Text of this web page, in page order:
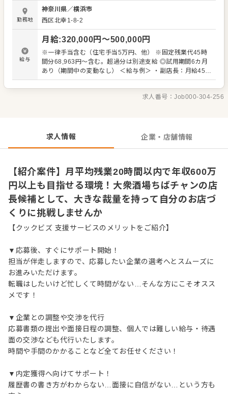
「店長は1店舗の経営者」という考え方を大切にしているた
め、現場へ大きな裁量を委ねる風土が根付いています。マ
ニュアルに縛られることなく、自らのアイデアを店舗経営
にダイレクトに反映できる環境です。仲間と共に理想の活
気あるお店をつくり上げ、ビジネスパーソンとしても大き
く成長できるやりがいを実感できます。 ＜おすすめポイン
ト＞ 東京や千葉を中心に多角的な飲食展開を続ける当社
は、従業員ファーストの環境づくりに注力しています。年
内を徹底。さらに、店長クラスで年収600万～700万円台を
目指せる給与水準も強みであり、プライベートと収入の双
勤務地
神奈川県／横浜市
西区北幸1-8-2
給与
月給:320,000円〜500,000円
※一律手当含む（住宅手当5万円、他） ※固定残業代45時
間分68,963円～含む。超過分は別途支給 ◎試用期間6カ月
あり（期間中の変動なし） ＜給与例＞ ・副店長：月給45万
～／年収620～700万円 ・店長：月給50万～／年収690～
780万円 ・一般：月給32万円～
求人番号：Job000-304-256
求人情報 企業・店舗情報
【紹介案件】月平均残業20時間以内で年収600万
円以上も目指せる環境！大衆酒場ちばチャンの店
長候補として、大きな裁量を持って自分のお店づ
くりに挑戦しませんか
【クックビズ 支援サービスのメリットをご紹介】
▼応募後、すぐにサポート開始！
担当が伴走しますので、応募したい企業の選考へとスムーズに
お進みいただけます。
転職はしたいけど忙しくて時間がない…そんな方にこそオスス
メです！
▼企業との調整や交渉を代行
応募書類の提出や面接日程の調整、個人では難しい給与・待遇
面の交渉なども代行いたします。
時間や手間のかかることなど全てお任せください！
▼内定獲得へ向けてサポート！
履歴書の書き方がわからない…面接に自信がない…という方も